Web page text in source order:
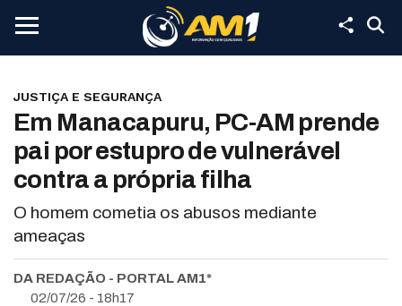
JUSTIÇA E SEGURANÇA
Em Manacapuru, PC-AM prende
pai por estupro de vulnerável
contra a própria filha
O homem cometia os abusos mediante
ameaças
DA REDAÇÃO - PORTAL AM1*
02/07/26 - 18h17